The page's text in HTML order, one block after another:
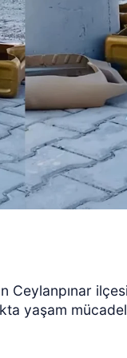
Ceylanpınar
yaşam